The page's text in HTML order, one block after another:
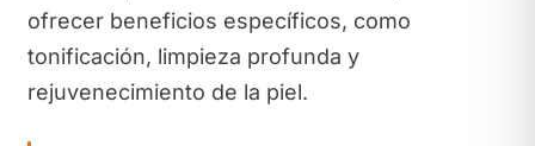
ofrecer beneficios específicos, como
tonificación, limpieza profunda y
rejuvenecimiento de la piel.